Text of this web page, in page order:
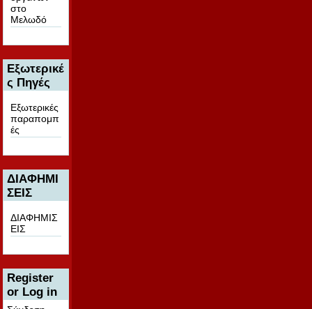
στο
Μελωδό
Εξωτερικέ
ς Πηγές
Εξωτερικές
παραπομπ
ές
ΔΙΑΦΗΜΙ
ΣΕΙΣ
ΔΙΑΦΗΜΙΣ
ΕΙΣ
Register
or Log in